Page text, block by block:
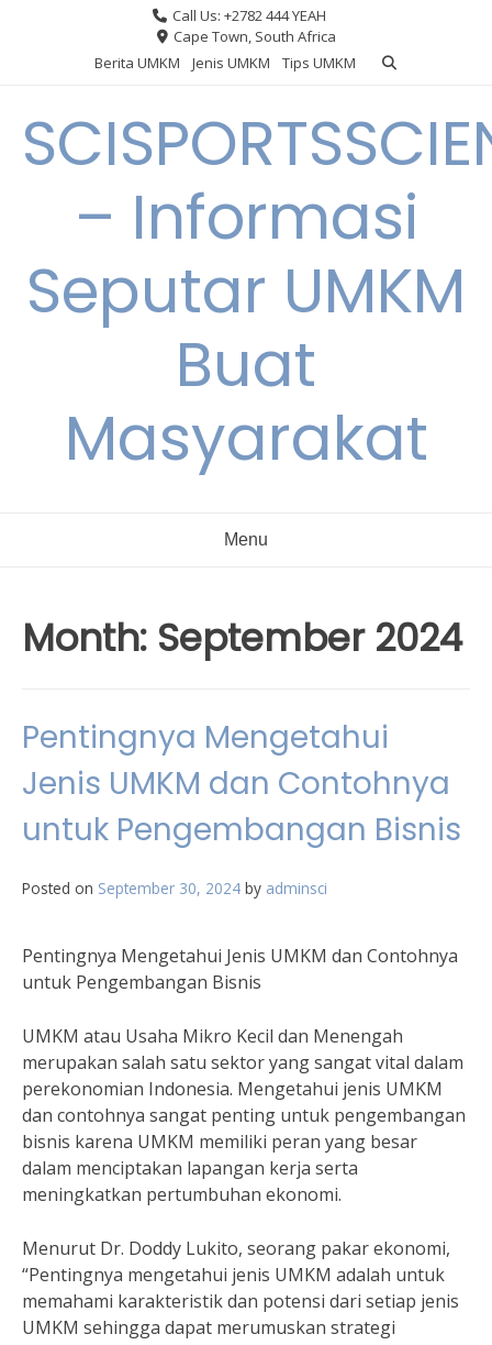
Call Us: +2782 444 YEAH
Cape Town, South Africa
Berita UMKM
Jenis UMKM Tips UMKM
– Informasi
Seputar UMKM
Buat
Masyarakat
Menu
Month: September 2024
Pentingnya Mengetahui
Jenis UMKM dan Contohnya
untuk Pengembangan Bisnis
Posted on September 30, 2024 by adminsci
Pentingnya Mengetahui Jenis UMKM dan Contohnya
untuk Pengembangan Bisnis
UMKM atau Usaha Mikro Kecil dan Menengah
merupakan salah satu sektor yang sangat vital dalam
perekonomian Indonesia. Mengetahui jenis UMKM
dan contohnya sangat penting untuk pengembangan
bisnis karena UMKM memiliki peran yang besar
dalam menciptakan lapangan kerja serta
meningkatkan pertumbuhan ekonomi.
Menurut Dr. Doddy Lukito, seorang pakar ekonomi,
“Pentingnya mengetahui jenis UMKM adalah untuk
memahami karakteristik dan potensi dari setiap jenis
UMKM sehingga dapat merumuskan strategi